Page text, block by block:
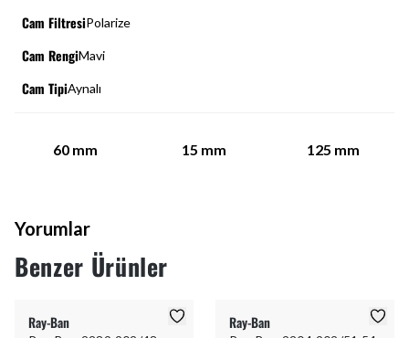
Cam FiltresiPolarize
Cam RengiMavi
Cam TipiAynalı
60 mm 15 mm 125 mm
Yorumlar
Benzer Ürünler
Ray-Ban Ray-Ban